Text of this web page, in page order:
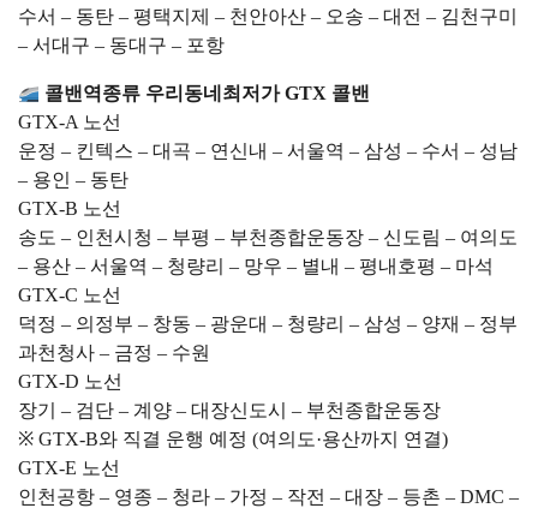
수서 – 동탄 – 평택지제 – 천안아산 – 오송 – 대전 – 김천구미
– 서대구 – 동대구 – 포항
콜밴역종류 우리동네최저가 GTX 콜밴
GTX-A 노선
운정 – 킨텍스 – 대곡 – 연신내 – 서울역 – 삼성 – 수서 – 성남
– 용인 – 동탄
GTX-B 노선
송도 – 인천시청 – 부평 – 부천종합운동장 – 신도림 – 여의도
– 용산 – 서울역 – 청량리 – 망우 – 별내 – 평내호평 – 마석
GTX-C 노선
덕정 – 의정부 – 창동 – 광운대 – 청량리 – 삼성 – 양재 – 정부
과천청사 – 금정 – 수원
GTX-D 노선
장기 – 검단 – 계양 – 대장신도시 – 부천종합운동장
※ GTX-B와 직결 운행 예정 (여의도·용산까지 연결)
GTX-E 노선
인천공항 – 영종 – 청라 – 가정 – 작전 – 대장 – 등촌 – DMC –